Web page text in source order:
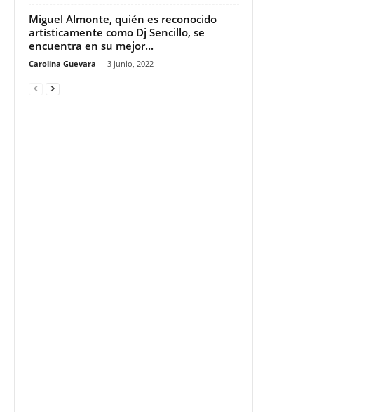
Miguel Almonte, quién es reconocido
artísticamente como Dj Sencillo, se
encuentra en su mejor...
Carolina Guevara - 3 junio, 2022